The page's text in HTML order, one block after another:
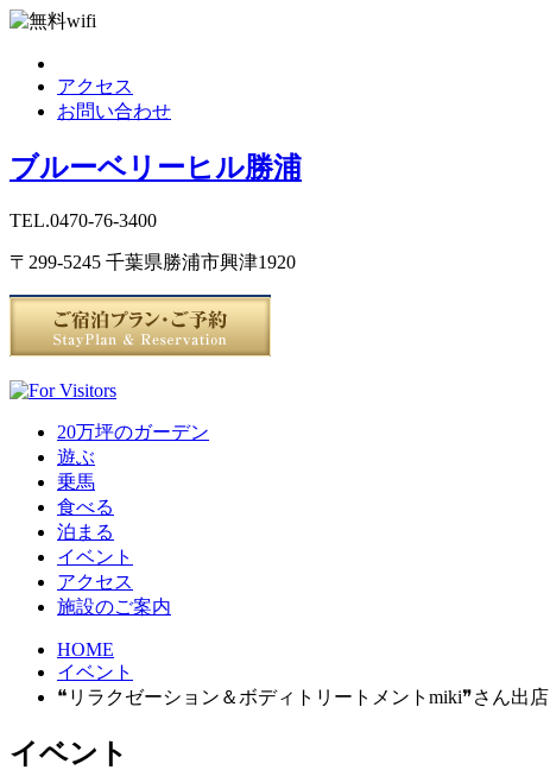
アクセス
お問い合わせ
ブルーベリーヒル勝浦
TEL.0470-76-3400
〒299-5245 千葉県勝浦市興津1920
20万坪のガーデン
遊ぶ
乗馬
食べる
泊まる
イベント
アクセス
施設のご案内
HOME
イベント
❝リラクゼーション＆ボディトリートメントmiki❞さん出店
イベント